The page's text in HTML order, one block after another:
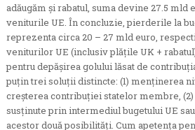
adăugăm și rabatul, suma devine 27.5 mld
veniturile UE. În concluzie, pierderile la
reprezenta circa 20 – 27 mld euro,
veniturilor UE (inclusiv plățile UK +
pentru depășirea golului lăsat de
puțin trei soluții distincte: (1) menținerea
creșterea contribuției statelor membre,
susținute prin intermediul bugetului UE
acestor două posibilități. Cum apetența